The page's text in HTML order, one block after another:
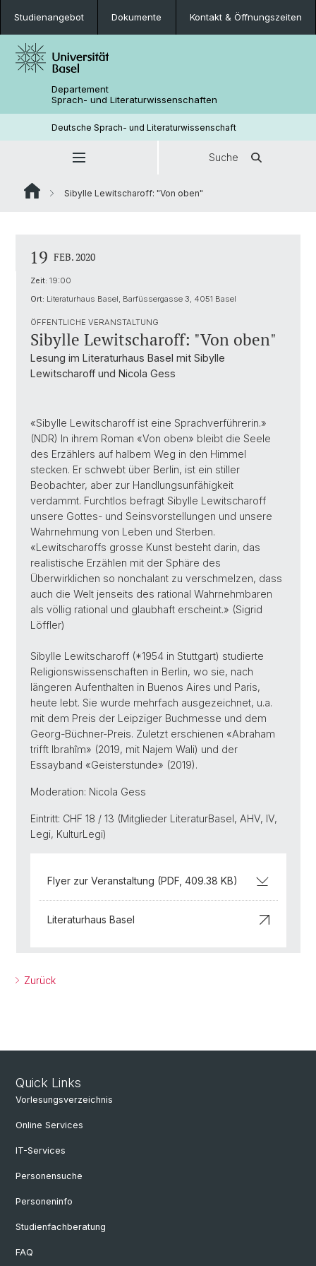
Studienangebot Dokumente Kontakt & Öffnungszeiten
Departement
Sprach- und Literaturwissenschaften
Deutsche Sprach- und Literaturwissenschaft
Suche
Sibylle Lewitscharoff: "Von oben"
19 FEB. 2020
Zeit: 19:00
Ort: Literaturhaus Basel, Barfüssergasse 3, 4051 Basel
ÖFFENTLICHE VERANSTALTUNG
Sibylle Lewitscharoff: "Von oben"
Lesung im Literaturhaus Basel mit Sibylle
Lewitscharoff und Nicola Gess
«Sibylle Lewitscharoff ist eine Sprachverführerin.»
(NDR) In ihrem Roman «Von oben» bleibt die Seele
des Erzählers auf halbem Weg in den Himmel
stecken. Er schwebt über Berlin, ist ein stiller
Beobachter, aber zur Handlungsunfähigkeit
verdammt. Furchtlos befragt Sibylle Lewitscharoff
unsere Gottes- und Seinsvorstellungen und unsere
Wahrnehmung von Leben und Sterben.
«Lewitscharoffs grosse Kunst besteht darin, das
realistische Erzählen mit der Sphäre des
Überwirklichen so nonchalant zu verschmelzen, dass
auch die Welt jenseits des rational Wahrnehmbaren
als völlig rational und glaubhaft erscheint.» (Sigrid
Löffler)
Sibylle Lewitscharoff (*1954 in Stuttgart) studierte
Religionswissenschaften in Berlin, wo sie, nach
längeren Aufenthalten in Buenos Aires und Paris,
heute lebt. Sie wurde mehrfach ausgezeichnet, u.a.
mit dem Preis der Leipziger Buchmesse und dem
Georg-Büchner-Preis. Zuletzt erschienen «Abraham
trifft Ibrahîm» (2019, mit Najem Wali) und der
Essayband «Geisterstunde» (2019).
Moderation: Nicola Gess
Eintritt: CHF 18 / 13 (Mitglieder LiteraturBasel, AHV, IV,
Legi, KulturLegi)
Flyer zur Veranstaltung (PDF, 409.38 KB)
Literaturhaus Basel
Zurück
Quick Links
Vorlesungsverzeichnis
Online Services
IT-Services
Personensuche
Personeninfo
Studienfachberatung
FAQ